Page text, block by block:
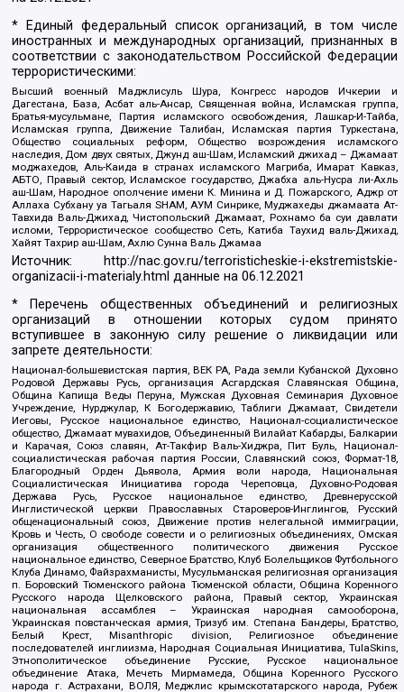
* Единый федеральный список организаций, в том числе
иностранных и международных организаций, признанных в
соответствии с законодательством Российской Федерации
террористическими:
Высший военный Маджлисуль Шура, Конгресс народов Ичкерии и
Дагестана, База, Асбат аль-Ансар, Священная война, Исламская группа,
Братья-мусульмане, Партия исламского освобождения, Лашкар-И-Тайба,
Исламская группа, Движение Талибан, Исламская партия Туркестана,
Общество социальных реформ, Общество возрождения исламского
наследия, Дом двух святых, Джунд аш-Шам, Исламский джихад – Джамаат
моджахедов, Аль-Каида в странах исламского Магриба, Имарат Кавказ,
АБТО, Правый сектор, Исламское государство, Джабха аль-Нусра ли-Ахль
аш-Шам, Народное ополчение имени К. Минина и Д. Пожарского, Аджр от
Аллаха Субхану уа Тагьаля SHAM, АУМ Синрике, Муджахеды джамаата Ат-
Тавхида Валь-Джихад, Чистопольский Джамаат, Рохнамо ба суи давлати
исломи, Террористическое сообщество Сеть, Катиба Таухид валь-Джихад,
Хайят Тахрир аш-Шам, Ахлю Сунна Валь Джамаа
Источник:
http://nac.gov.ru/terroristicheskie-i-ekstremistskie-
organizacii-i-materialy.html данные на06.12.2021
* Перечень общественных объединений и религиозных
организаций в отношении которых судом принято
вступившее в законную силу решение о ликвидации или
запрете деятельности:
Национал-большевистская партия, ВЕК РА, Рада земли Кубанской Духовно
Родовой Державы Русь, организация Асгардская Славянская Община,
Община Капища Веды Перуна, Мужская Духовная Семинария Духовное
Учреждение, Нурджулар, К Богодержавию, Таблиги Джамаат, Свидетели
Иеговы, Русское национальное единство, Национал-социалистическое
общество, Джамаат мувахидов, Объединенный Вилайат Кабарды, Балкарии
и Карачая, Союз славян, Ат-Такфир Валь-Хиджра, Пит Буль, Национал-
социалистическая рабочая партия России, Славянский союз, Формат-18,
Благородный Орден Дьявола, Армия воли народа, Национальная
Социалистическая Инициатива города Череповца, Духовно-Родовая
Держава Русь, Русское национальное единство, Древнерусской
Инглистической церкви Православных Староверов-Инглингов, Русский
общенациональный союз, Движение против нелегальной иммиграции,
Кровь и Честь, О свободе совести и о религиозных объединениях, Омская
организация общественного политического движения Русское
национальное единство, Северное Братство, Клуб Болельщиков Футбольного
Клуба Динамо, Файзрахманисты, Мусульманская религиозная организация
п. Боровский Тюменского района Тюменской области, Община Коренного
Русского народа Щелковского района, Правый сектор, Украинская
национальная ассамблея – Украинская народная самооборона,
Украинская повстанческая армия, Тризуб им. Степана Бандеры, Братство,
Белый Крест, Misanthropic division, Религиозное объединение
последователей инглиизма, Народная Социальная Инициатива, TulaSkins,
Этнополитическое объединение Русские, Русское национальное
объединение Атака, Мечеть Мирмамеда, Община Коренного Русского
народа г. Астрахани, ВОЛЯ, Меджлис крымскотатарского народа, Рубеж